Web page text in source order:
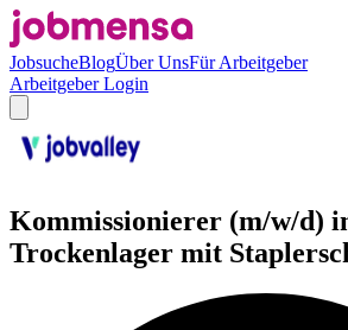
JobsucheBlogÜber UnsFür Arbeitgeber
Arbeitgeber Login
Kommissionierer (m/w/d)
Trockenlager mit